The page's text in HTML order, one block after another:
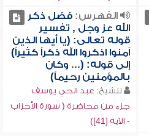
الفهرس:فضل ذكر
الله عز وجل , تفسير
قوله تعالى: (يا أيها الذين
آمنوا اذكروا الله ذكراً كثيراً)
إلى قوله: (... وكان
بالمؤمنين رحيماً)
للشيخ: عبد الحي يوسف
جزء من محاضرة ( سورة الأحزاب
- الآية [41])